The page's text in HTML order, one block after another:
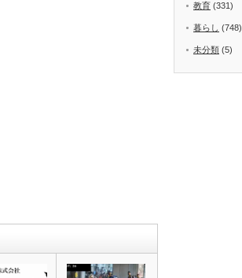
教育 (331)
暮らし (748)
未分類 (5)